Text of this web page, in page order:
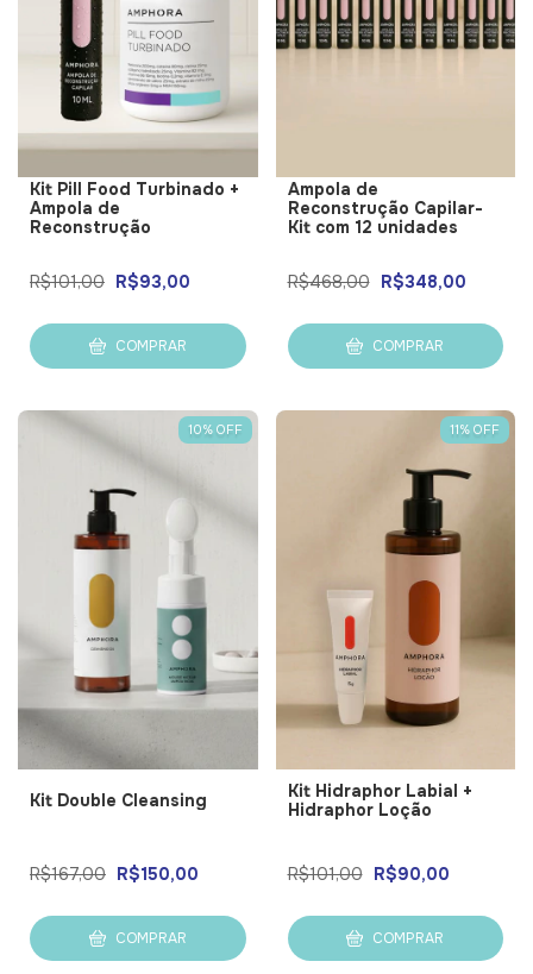
Kit Pill Food Turbinado +
Ampola de
Reconstrução
R$101,00 R$93,00
COMPRAR
Ampola de
Reconstrução Capilar-
Kit com 12 unidades
R$468,00 R$348,00
COMPRAR
10% OFF
Kit Double Cleansing
R$167,00 R$150,00
COMPRAR
11% OFF
Kit Hidraphor Labial +
Hidraphor Loção
R$101,00 R$90,00
COMPRAR